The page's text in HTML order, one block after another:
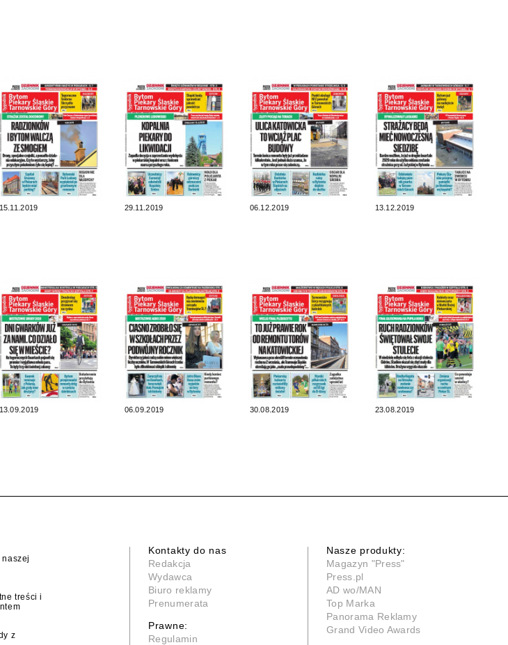
15.11.2019 29.11.2019 06.12.2019 13.12.2019
13.09.2019 06.09.2019 30.08.2019 23.08.2019
treści i
z
Kontakty do nas
Redakcja
Wydawca
Biuro reklamy
Prenumerata
Prawne:
Regulamin
Nasze produkty:
Magazyn "Press"
Press.pl
AD wo/MAN
Top Marka
Panorama Reklamy
Grand Video Awards